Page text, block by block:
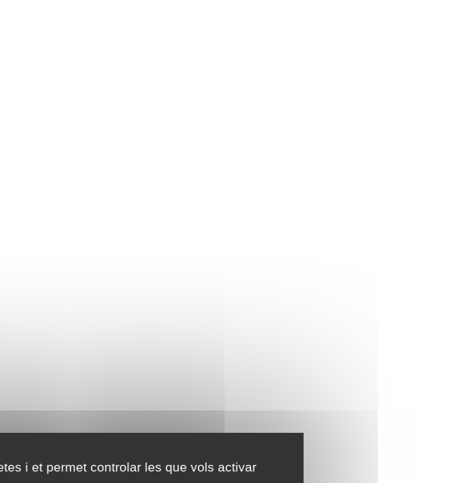
i et permet controlar les que vols activar